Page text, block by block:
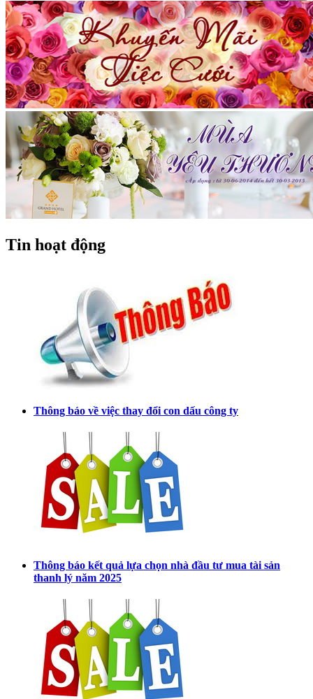
Tin hoạt động
Thông báo về việc thay đổi con dấu công ty
Thông báo kết quả lựa chọn nhà đầu tư mua tài sản
thanh lý năm 2025